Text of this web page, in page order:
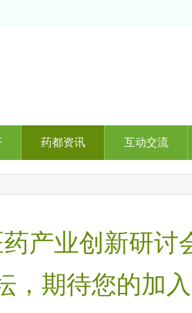
药都资讯 互动交流
药产业创新研
，期待您的加入